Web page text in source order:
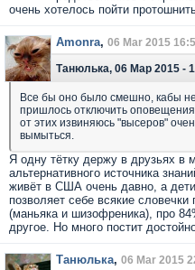
очень хотелось пойти
Amonra, 06 Mar 2015
Танюлька, 06 Мар 2015 -
Все бы оно было смешно, кабы
пришлось отключить оповещения
от этих извиняюсь "высеров"
вымыться.
Я одну тётку держу в друзьях в
альтернативного источника
живёт в США очень давно, а
позволяет себе всякие
(маньяка и шизофреника), про
другое. Но много постит
Танюлька, 06 Mar 2015